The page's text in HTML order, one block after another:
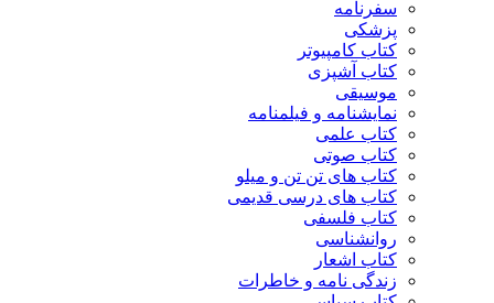
سفرنامه
پزشکی
کتاب کامپیوتر
کتاب آشپزی
موسیقی
نمایشنامه و فیلمنامه
کتاب علمی
کتاب صوتی
کتاب های تن تن و میلو
کتاب های درسی قدیمی
کتاب فلسفی
روانشناسی
کتاب اشعار
زندگی نامه و خاطرات